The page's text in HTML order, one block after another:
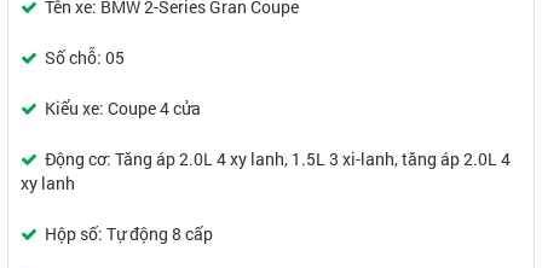
Tên xe: BMW 2-Series Gran Coupe
Số chỗ: 05
Kiểu xe: Coupe 4 cửa
Động cơ: Tăng áp 2.0L 4 xy lanh, 1.5L 3 xi-lanh, tăng áp 2.0L 4
xy lanh
Hộp số: Tự động 8 cấp